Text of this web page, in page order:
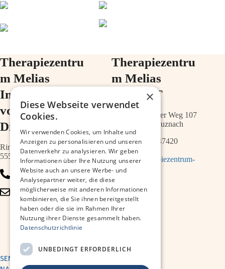
Therapiezentru
m Melias
Im Ärztehaus
vor der
Diakonie
Ringstr.64a
55543 Bad Kreuznach
0671 – 79467700
info@therapiezentrum-
kh.de
Therapiezentru
m Melias
im ZIMT
Schwabenheimer Weg 107
55543 Bad Kreuznach
0671 – 21547420
info@therapiezentrum-
melias.de
SENDE UNS EINE
×
Diese Webseite verwendet
Cookies.
Wir verwenden Cookies, um Inhalte und
Anzeigen zu personalisieren und unseren
Datenverkehr zu analysieren. Wir geben
Informationen über Ihre Nutzung unserer
Website auch an unsere Werbe- und
Analysepartner weiter, die diese
möglicherweise mit anderen Informationen
kombinieren, die Sie ihnen bereitgestellt
haben oder die sie im Rahmen Ihrer
Nutzung ihrer Dienste gesammelt haben.
Datenschutzrichtlinie
UNBEDINGT ERFORDERLICH